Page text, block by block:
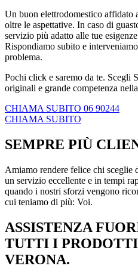
Un buon elettrodomestico affidato
oltre le aspettative. In caso di
servizio più adatto alle tue
Rispondiamo subito e
problema.
Pochi click e saremo da te. Scegli
originali e grande competenza
CHIAMA SUBITO 06 90244
CHIAMA SUBITO
SEMPRE PIÙ
Amiamo rendere felice chi
un servizio eccellente e in tempi
quando i nostri sforzi vengono
cui teniamo di più: Voi.
ASSISTENZA
TUTTI I
VERONA.